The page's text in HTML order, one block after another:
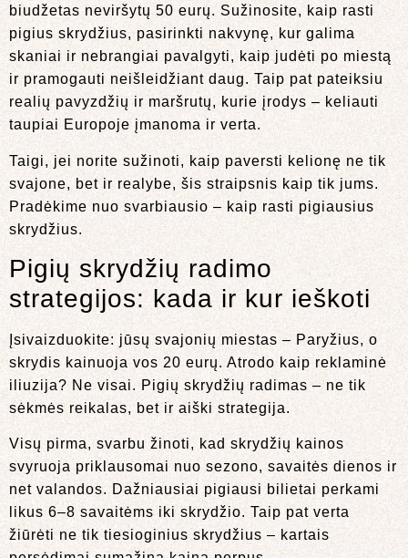
biudžetas neviršytų 50 eurų. Sužinosite, kaip rasti
pigius skrydžius, pasirinkti nakvynę, kur galima
skaniai ir nebrangiai pavalgyti, kaip judėti po miestą
ir pramogauti neišleidžiant daug. Taip pat pateiksiu
realių pavyzdžių ir maršrutų, kurie įrodys – keliauti
taupiai Europoje įmanoma ir verta.
Taigi, jei norite sužinoti, kaip paversti kelionę ne tik
svajone, bet ir realybe, šis straipsnis kaip tik jums.
Pradėkime nuo svarbiausio – kaip rasti pigiausius
skrydžius.
Pigių skrydžių radimo
strategijos: kada ir kur ieškoti
Įsivaizduokite: jūsų svajonių miestas – Paryžius, o
skrydis kainuoja vos 20 eurų. Atrodo kaip reklaminė
iliuzija? Ne visai. Pigių skrydžių radimas – ne tik
sėkmės reikalas, bet ir aiški strategija.
Visų pirma, svarbu žinoti, kad skrydžių kainos
svyruoja priklausomai nuo sezono, savaitės dienos ir
net valandos. Dažniausiai pigiausi bilietai perkami
likus 6–8 savaitėms iki skrydžio. Taip pat verta
žiūrėti ne tik tiesioginius skrydžius – kartais